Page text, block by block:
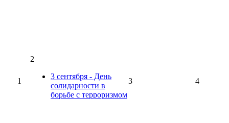
1
2
3 сентября - День
солидарности в
борьбе с терроризмом
3 4